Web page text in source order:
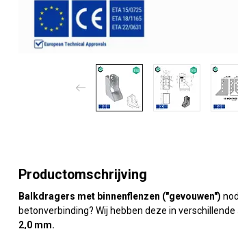
Productomschrijving
Balkdragers met binnenflenzen ("gevouwen")
betonverbinding? Wij hebben deze in
2,0 mm.